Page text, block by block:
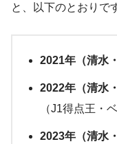
と、以下のとおりで
2021年（清水
2022年（清水
（J1得点王・
2023年（清水